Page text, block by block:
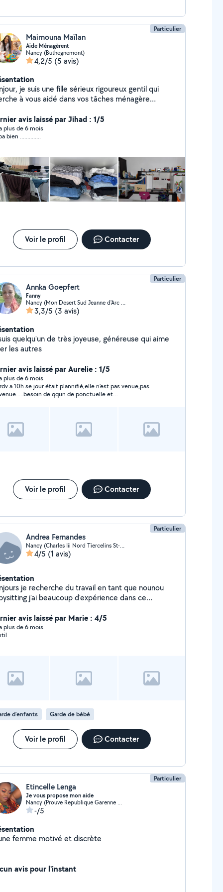
Particulier
Maimouna Maïlan
Aide Ménagèrent
Nancy (Buthegnemont)
4,2/5 (5 avis)
je suis une fille sérieux rigoureux gentil qui
à vous aidé dans vos tâches ménagère
avis laissé par Jihad : 1/5
plus de 6 mois
bien ..............
Voir le profil Contacter
Particulier
Annka Goepfert
Fanny
Nancy (Mon Desert Sud Jeanne d'Arc Ouest)
3,3/5 (3 avis)
quelqu'un de très joyeuse, généreuse qui aime
les autres
avis laissé par Aurelie : 1/5
plus de 6 mois
a 10h se jour était plannifié,elle n'est pas venue,pas
de qqun de ponctuelle et
Voir le profil Contacter
Particulier
Andrea Fernandes
Nancy (Charles Iii Nord Tiercelins St-Georges)
4/5 (1 avis)
du travail en tant que nounou
j'ai beaucoup d'expérience dans ce
avis laissé par Marie : 4/5
plus de 6 mois
d'enfants Garde de bébé
Voir le profil Contacter
Particulier
Etincelle Lenga
Je vous propose mon aide
Nancy (Prouve Republique Garenne Nord)
-/5
femme motivé et discrète
avis pour l'instant